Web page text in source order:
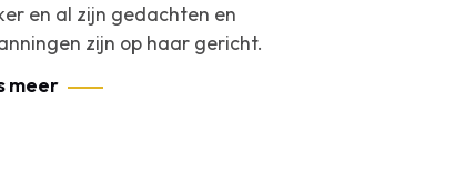
en al zijn gedachten en
zijn op haar gericht.
meer